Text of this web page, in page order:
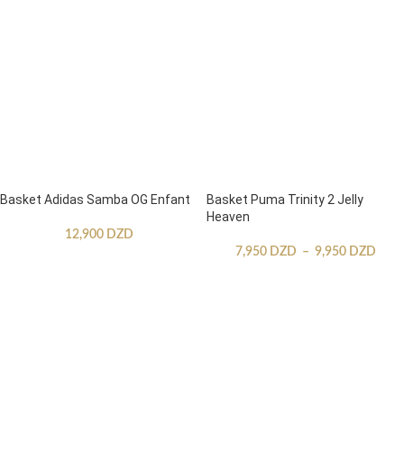
Basket Adidas Samba OG Enfant
12,900 DZD
Basket Puma Trinity 2 Jelly
Heaven
7,950 DZD – 9,950 DZD